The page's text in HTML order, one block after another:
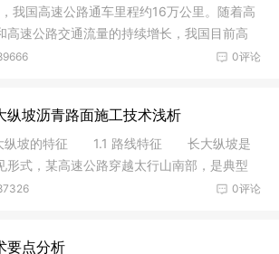
国高速公路通车里程约16万公里。随着高
高速公路交通流量的持续增长，我国目前高
0评论
纵坡沥青路面施工技术浅析
坡的特征 1.1 路线特征 长大纵坡是
形式，某高速公路穿越太行山南部，是典型
0评论
要点分析